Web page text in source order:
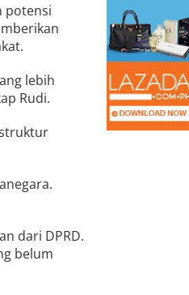
potensi
lebih
Rudi.
dari DPRD.
belum